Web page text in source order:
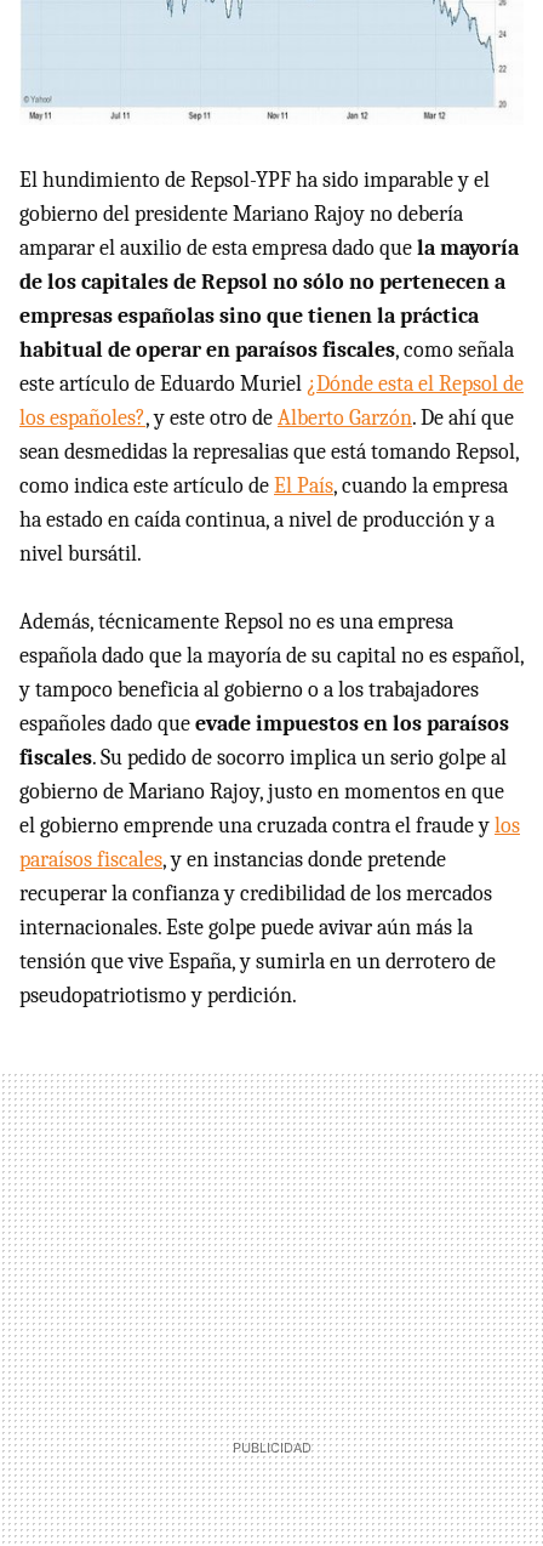
El hundimiento de Repsol-YPFha sido imparable y el
gobierno del presidente Mariano Rajoy no debería
amparar el auxilio de esta empresa dado quela mayoría
de los capitales de Repsol no sólo no pertenecen a
empresas españolas sino que tienen la práctica
habitual de operar en paraísos fiscales, como señala
este artículo de Eduardo Muriel ¿Dónde esta el Repsol de
los españoles?, y este otro deAlberto Garzón. De ahí que
sean desmedidas la represalias que está tomando Repsol,
como indica este artículo deEl País, cuando la empresa
ha estado en caída continua, a nivel de producción y a
nivel bursátil.
Además, técnicamente Repsol no es una empresa
española dado que la mayoría de su capital no es español,
y tampoco beneficia al gobierno o a los trabajadores
españoles dado queevade impuestos en los paraísos
fiscales. Su pedido de socorro implica un serio golpe al
gobierno de Mariano Rajoy, justo en momentos en que
el gobierno emprende una cruzada contra el fraude ylos
paraísos fiscales, y en instancias donde pretende
recuperar la confianza y credibilidad de los mercados
internacionales. Este golpe puede avivar aún más la
tensión que vive España, y sumirla en un derrotero de
pseudopatriotismo y perdición.